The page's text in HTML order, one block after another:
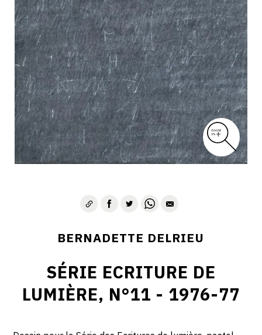
PHOTO / PEINTURE
TÉNÈBRES ET LUMIÈRE
CONTACT
BERNADETTE DELRIEU
SÉRIE ECRITURE DE
LUMIÈRE, N°11 - 1976-77